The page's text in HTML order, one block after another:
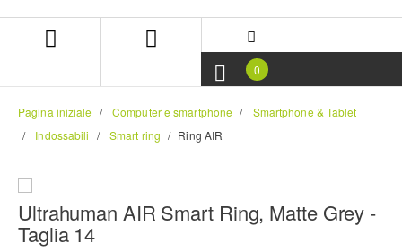
contenuto
0
Pagina iniziale Computer e smartphone
Smartphone & Tablet
Indossabili
Smart ring Ring AIR
Ultrahuman AIR Smart Ring, Matte Grey -
Taglia 14